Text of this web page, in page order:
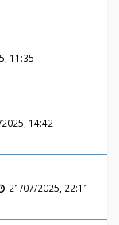
11:35
14:42
21/07/2025, 22:11